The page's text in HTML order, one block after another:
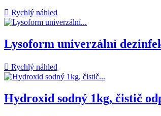
 Rychlý náhled
Lysoform univerzální
 Rychlý náhled
Hydroxid sodný 1kg, čistič